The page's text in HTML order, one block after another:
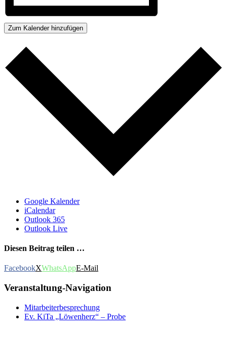
Zum Kalender hinzufügen
Google Kalender
iCalendar
Outlook 365
Outlook Live
Diesen Beitrag teilen …
FacebookXWhatsAppE-Mail
Veranstaltung-Navigation
Mitarbeiterbesprechung
Ev. KiTa „Löwenherz“ – Probe